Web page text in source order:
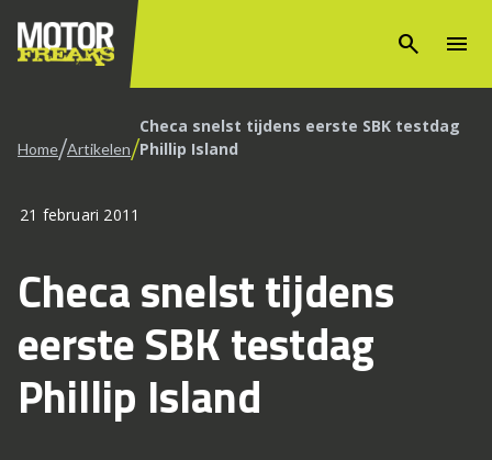
search menu
Home/Artikelen/Checa snelst tijdens eerste SBK testdag
Phillip Island
21 februari 2011
Checa snelst tijdens
eerste SBK testdag
Phillip Island